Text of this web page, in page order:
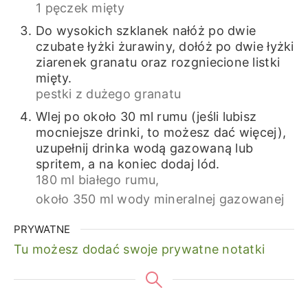
1 pęczek mięty
Do wysokich szklanek nałóż po dwie
czubate łyżki żurawiny, dołóż po dwie łyżki
ziarenek granatu oraz rozgniecione listki
mięty.
pestki z dużego granatu
Wlej po około 30 ml rumu (jeśli lubisz
mocniejsze drinki, to możesz dać więcej),
uzupełnij drinka wodą gazowaną lub
spritem, a na koniec dodaj lód.
180 ml białego rumu,
około 350 ml wody mineralnej gazowanej
PRYWATNE
Tu możesz dodać swoje prywatne notatki